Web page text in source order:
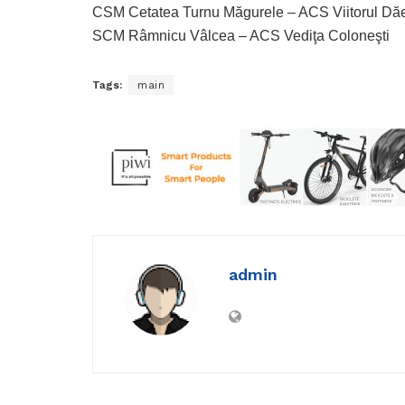
CSM Cetatea Turnu Măgurele – ACS Viitorul
SCM Râmnicu Vâlcea – ACS Vediţa Coloneşti
Tags: main
admin